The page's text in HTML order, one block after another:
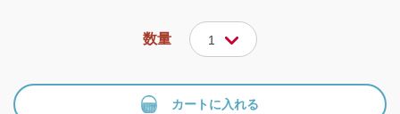
数量 1
カートに入れる